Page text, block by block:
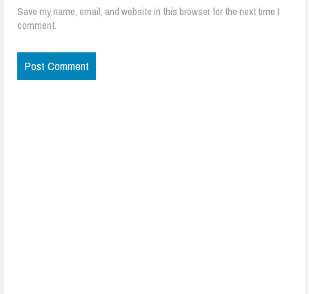
Save my name, email, and website in this browser for the next time I
comment.